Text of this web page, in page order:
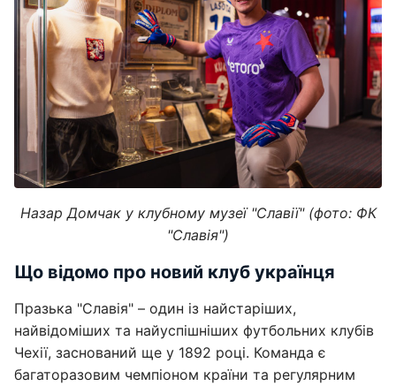
Назар Домчак у клубному музеї "Славії" (фото: ФК
"Славія")
Що відомо про новий клуб українця
Празька "Славія" – один із найстаріших,
найвідоміших та найуспішніших футбольних клубів
Чехії, заснований ще у 1892 році. Команда є
багаторазовим чемпіоном країни та регулярним